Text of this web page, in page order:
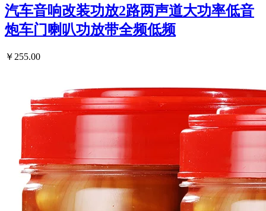
汽车音响改装功放2路两声道大功率低音
炮车门喇叭功放带全频低频
￥255.00